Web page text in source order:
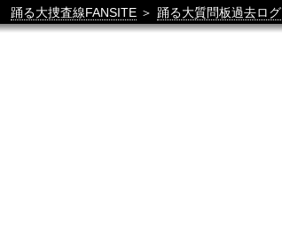
踊る大捜査線FANSITE ＞ 踊る大質問板過去ログ